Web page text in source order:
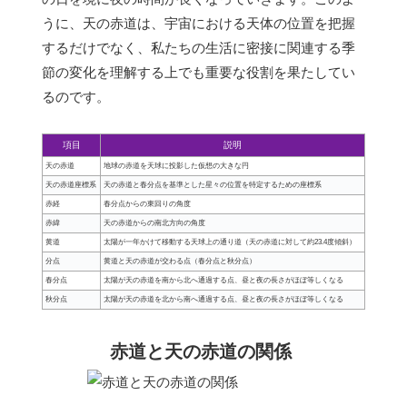
うに、天の赤道は、宇宙における天体の位置を把握
するだけでなく、私たちの生活に密接に関連する季
節の変化を理解する上でも重要な役割を果たしてい
るのです。
項目 説明
天の赤道 地球の赤道を天球に投影した仮想の大きな円
天の赤道座標系 天の赤道と春分点を基準とした星々の位置を特定するための座標系
赤経 春分点からの東回りの角度
赤緯 天の赤道からの南北方向の角度
黄道 太陽が一年かけて移動する天球上の通り道（天の赤道に対して約23.4度傾斜）
分点 黄道と天の赤道が交わる点（春分点と秋分点）
春分点 太陽が天の赤道を南から北へ通過する点、昼と夜の長さがほぼ等しくなる
秋分点 太陽が天の赤道を北から南へ通過する点、昼と夜の長さがほぼ等しくなる
赤道と天の赤道の関係